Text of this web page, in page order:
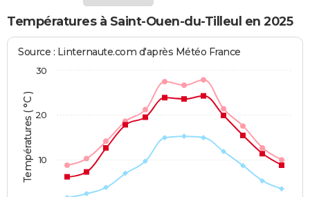
Températures à Saint-Ouen-du-Tilleul en 2025
Températures ( °C )
Source : Linternaute.com d'après Météo France
10
20
30